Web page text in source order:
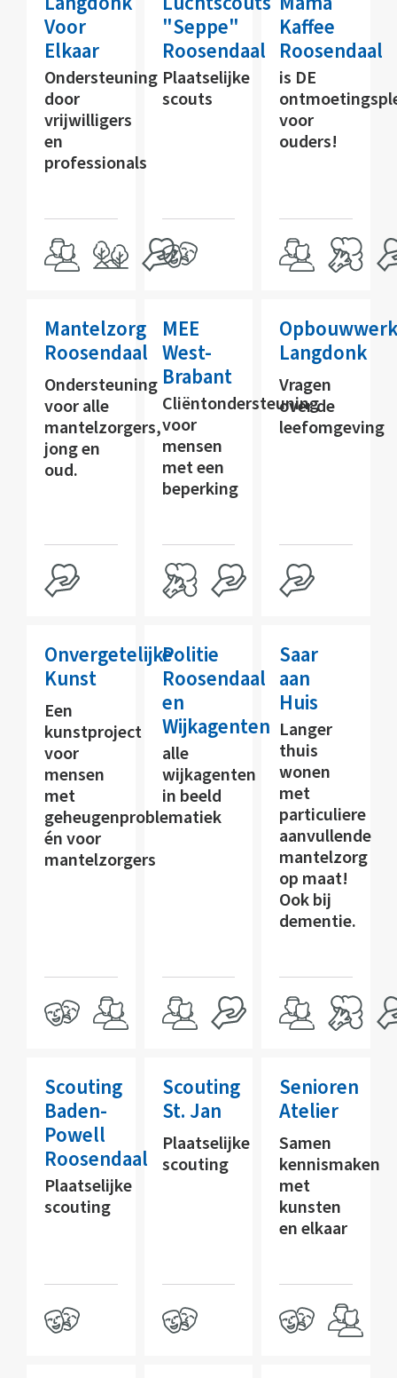
Voor
Elkaar
Ondersteuning
door
vrijwilligers
en
professionals
"Seppe"
Roosendaal
Plaatselijke
scouts
Kaffee
Roosendaal
is DE
voor
ouders!
Mantelzorg
Roosendaal
Ondersteuning
voor alle
mantelzorgers,
jong en
oud.
MEE
West-
Brabant
Cliëntondersteuning
voor
mensen
met een
beperking
Langdonk
Vragen
over de
leefomgeving
Onvergetelijke
Kunst
Een
kunstproject
voor
mensen
met
geheugenproblematiek
én voor
mantelzorgers
Politie
Roosendaal
en
Wijkagenten
alle
wijkagenten
in beeld
Saar
aan
Huis
Langer
thuis
wonen
met
particuliere
aanvullende
mantelzorg
op maat!
Ook bij
dementie.
Scouting
Baden-
Powell
Roosendaal
Plaatselijke
scouting
Scouting
St. Jan
Plaatselijke
scouting
Senioren
Atelier
Samen
kennismaken
met
kunsten
en elkaar